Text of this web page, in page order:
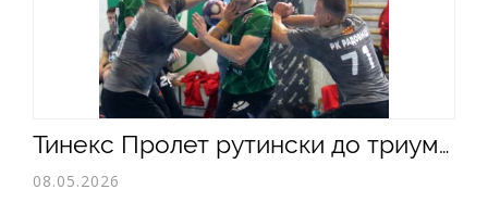
Тинекс Пролет рутински до триумф над Радовиш
08.05.2026